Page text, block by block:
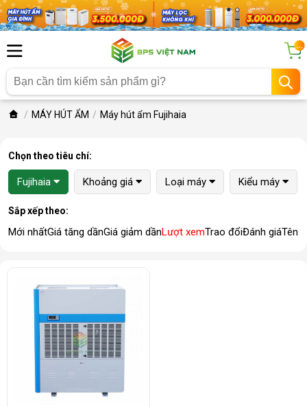
...
MÁY HÚT ẨM Máy hút ẩm Fujihaia
Chọn theo tiêu chí:
Fujihaia Khoảng giá Loại máy Kiểu máy
Sắp xếp theo:
Mới nhấtGiá tăng dầnGiá giảm dầnLượt xemTrao đổiĐánh giáTên